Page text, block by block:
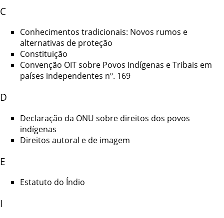
C
Conhecimentos tradicionais: Novos rumos e
alternativas de proteção
Constituição
Convenção OIT sobre Povos Indígenas e Tribais em
países independentes nº. 169
D
Declaração da ONU sobre direitos dos povos
indígenas
Direitos autoral e de imagem
E
Estatuto do Índio
I